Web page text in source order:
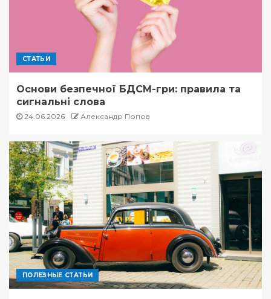
СТАТЬИ
Основи безпечної БДСМ-гри: правила та
сигнальні слова
24.06.2026 Александр Попов
ПОЛЕЗНЫЕ СТАТЬИ